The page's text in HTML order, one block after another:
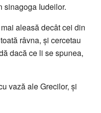
sinagoga Iudeilor.
aleasă decât cei din
râvna, şi cercetau
dacă ce li se spunea,
vază ale Grecilor, şi